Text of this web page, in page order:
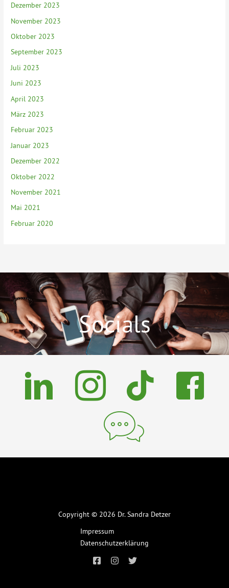
Dezember 2023
November 2023
Oktober 2023
September 2023
Juli 2023
Juni 2023
April 2023
März 2023
Februar 2023
Januar 2023
Dezember 2022
Oktober 2022
November 2021
Mai 2021
Februar 2020
Socials
Copyright © 2026 Dr. Sandra Detzer
Impressum
Datenschutzerklärung